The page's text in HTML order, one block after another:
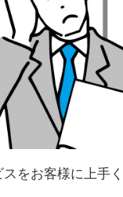
をお客様に上手